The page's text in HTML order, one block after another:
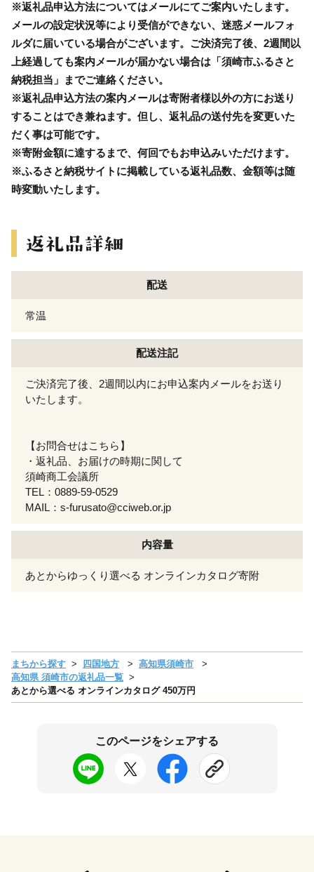
※返礼品申込方法についてはメールにてご案内いたします。
メールの設定状況等により受信ができない、迷惑メールフォ
ルダに届いている場合がございます。ご決済完了後、2週間以
上経過しても案内メールが届かない場合は「須崎市ふるさと
納税担当」までご連絡ください。
※返礼品申込方法の案内メールは寄附者様以外の方にお送り
することはでき兼ねます。但し、返礼品の送付先を変更いた
だく事は可能です。
※寄附金額に達するまで、何回でもお申込みいただけます。
※ふるさと納税サイトに掲載している返礼品数、金額等は随
時変動いたします。
配送
常温
配送注記
ご決済完了後、2週間以内にお申込案内メールをお送り
いたします。
【お問合せはこちら】
・返礼品、お届けの時期に関して
須崎商工会議所
TEL：0889-59-0529
MAIL：s-furusato@cciweb.or.jp
内容量
あとからゆっくり選べる オンラインカタログ寄附
まちから探す 四国地方
高知県須崎市
高知県 須崎市の返礼品一覧
あとから選べる オンラインカタログ 450万円
このページをシェアする